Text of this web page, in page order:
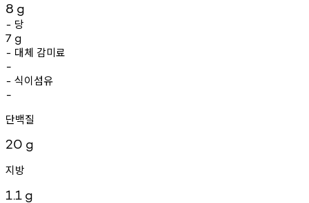
8 g
- 당
7 g
- 대체 감미료
-
- 식이섬유
-
단백질
20 g
지방
1.1 g